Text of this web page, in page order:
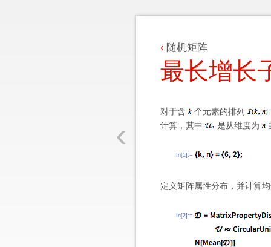
‹
随机矩阵
最长增长
对于含 个元素的排列
计算，其中
是从维度为
In[1]:=
定义矩阵属性分布，并计算
In[2]:=